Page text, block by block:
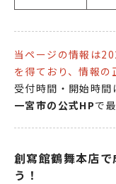
当ページの情報は
を得ており、情報の
受付時間・開始時間
一宮市の公式HPで
創寫館鶴舞本店
う！